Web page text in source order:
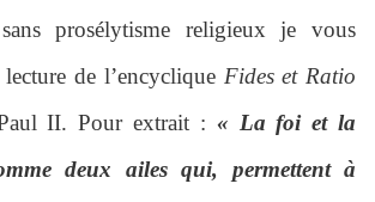
prosélytisme religieux je vous
de l’encyclique Fides et Ratio
II. Pour extrait : « La foi et la
deux ailes qui, permettent à